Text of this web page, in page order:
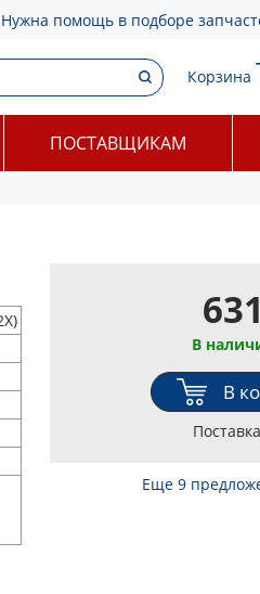
Нужна помощь в подборе
Корзина
ПОСТАВЩИКАМ
В
В
Еще 9